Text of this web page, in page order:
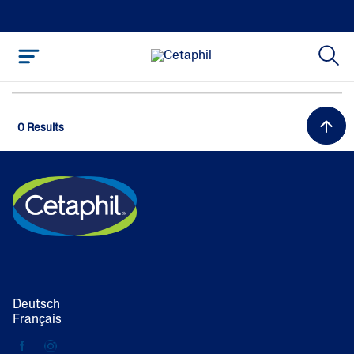
0 Results
Deutsch
Français